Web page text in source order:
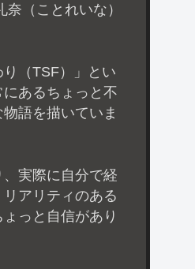
（ことれいな）
（TSF）」とい
あるちょっと不
語を描いていま
実際に自分で経
アリティのある
っと自信があり